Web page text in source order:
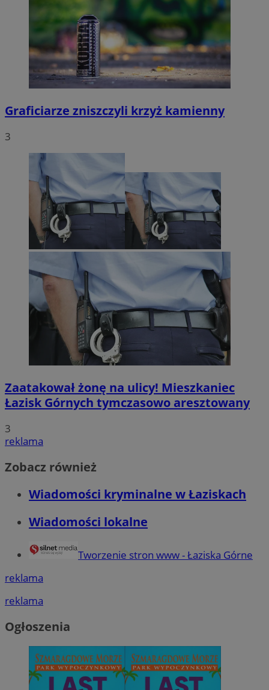
Graficiarze zniszczyli krzyż kamienny
3
Zaatakował żonę na ulicy! Mieszkaniec
Łazisk Górnych tymczasowo aresztowany
3
reklama
Zobacz również
Wiadomości kryminalne w Łaziskach
Wiadomości lokalne
Tworzenie stron www - Łaziska Górne
reklama
reklama
Ogłoszenia